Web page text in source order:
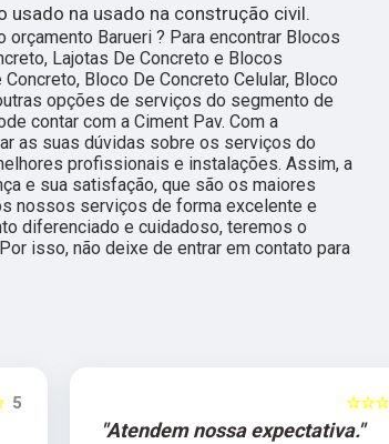
usado na usado na construção civil.
Barueri ? Para encontrar Blocos
Lajotas De Concreto e Blocos
Bloco De Concreto Celular, Bloco
opções de serviços do segmento de
contar com a Ciment Pav. Com a
as suas dúvidas sobre os serviços do
profissionais e instalações. Assim, a
e sua satisfação, que são os maiores
nossos serviços de forma excelente e
diferenciado e cuidadoso, teremos o
isso, não deixe de entrar em contato para
5
☆☆☆☆☆
"Atendem nossa expectativa."